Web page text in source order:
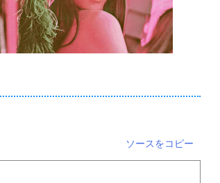
ソースをコピー